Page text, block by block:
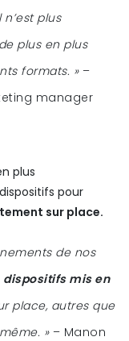
plus
plus en plus
formats. » –
manager
plus
pour
sur place.
de nos
dispositifs mis en
place, autres que
» – Manon